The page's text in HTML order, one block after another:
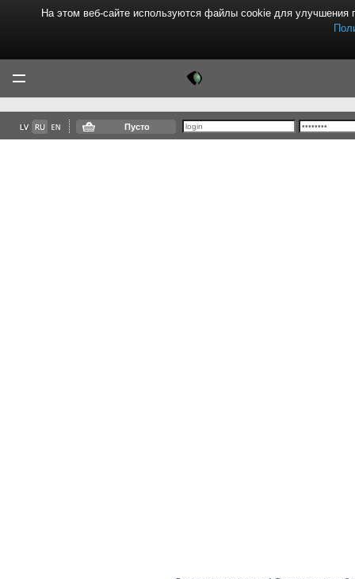
Menu
Пусто
На этом веб-сайте используются файлы cookie для улучшения